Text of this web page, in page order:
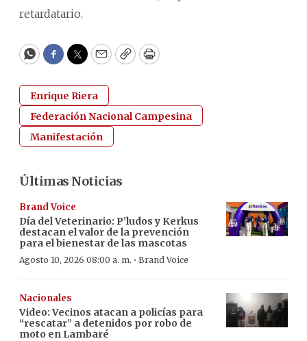
retardatario.
WhatsApp
Facebook
Twitter
EmailCopyPrint
Enrique Riera
Federación Nacional Campesina
Manifestación
Últimas Noticias
Brand Voice
Día del Veterinario: P’ludos y Kerkus
destacan el valor de la prevención
para el bienestar de las mascotas
Agosto 10, 2026 08:00 a. m. · Brand Voice
Nacionales
Video: Vecinos atacan a policías para
“rescatar” a detenidos por robo de
moto en Lambaré